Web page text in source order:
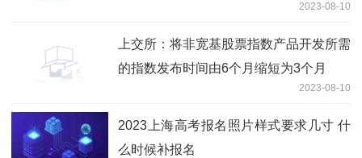
2023-08-10
上交所：将非宽基股票指数产品开发所需
的指数发布时间由6个月缩短为3个月
2023-08-10
2023上海高考报名照片样式要求几寸 什
么时候补报名